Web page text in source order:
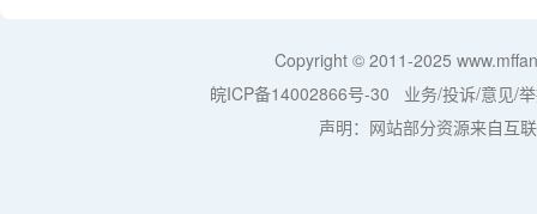
Copyright © 2011-2025
皖ICP备14002866号-30 业务/投诉/意见/
声明：网站部分资源来自互